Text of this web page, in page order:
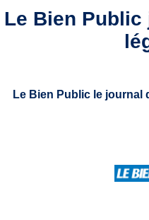
Le Bien
Le Bien Public le